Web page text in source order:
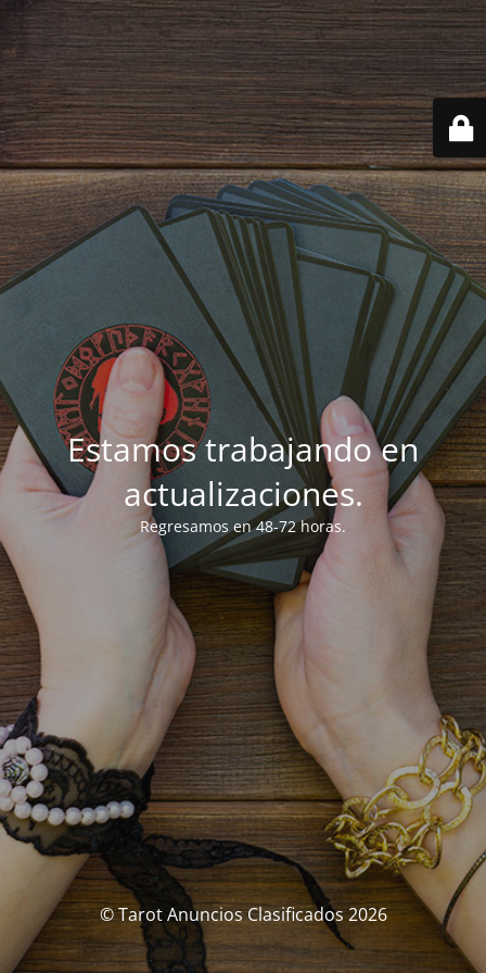
Estamos trabajando en
actualizaciones.
Regresamos en 48-72 horas.
© Tarot Anuncios Clasificados 2026